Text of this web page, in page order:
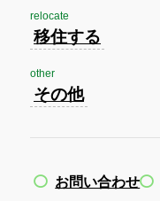
relocate
移住する
other
その他
お問い合わせ